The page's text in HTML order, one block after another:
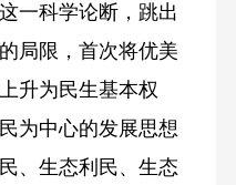
一科学论断，跳出
局限，首次将优美
升为民生基本权
为中心的发展思想
、生态利民、生态